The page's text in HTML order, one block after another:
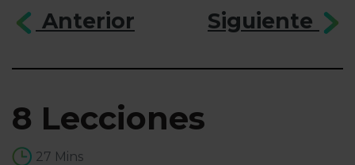
Anterior Siguiente
8 Lecciones
27 Mins